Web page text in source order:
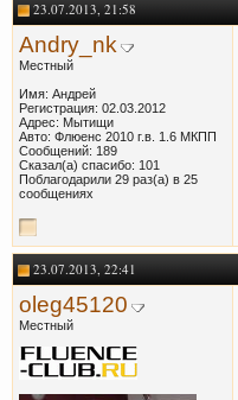
23.07.2013, 21:58
Andry_nk
Местный
Имя: Андрей
Регистрация: 02.03.2012
Адрес: Мытищи
Авто: Флюенс 2010 г.в. 1.6 МКПП
Сообщений: 189
Сказал(а) спасибо: 101
Поблагодарили 29 раз(а) в 25
сообщениях
23.07.2013, 22:41
oleg45120
Местный